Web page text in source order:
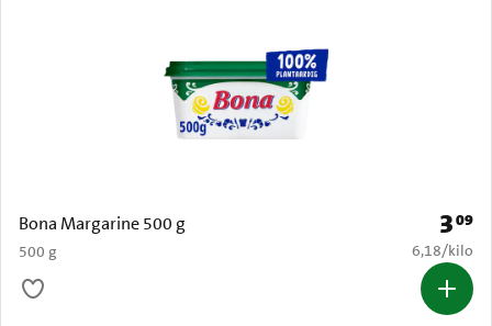
Bona Margarine 500 g
500 g
Prijs:
309
€ 6,18 per
6,18/kilo